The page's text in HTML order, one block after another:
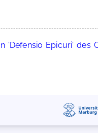
'Defensio Epicuri' des